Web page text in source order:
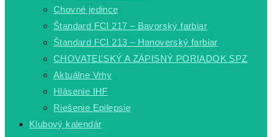
Chovné jedince
Štandard FCI 217 – Bavorský farbiar
Štandard FCI 213 – Hanoverský farbiar
CHOVATEĽSKÝ A ZÁPISNÝ PORIADOK SPZ
Aktuálne Vrhy
Hlásenie IHF
Riešenie Epilepsie
Klubový kalendár